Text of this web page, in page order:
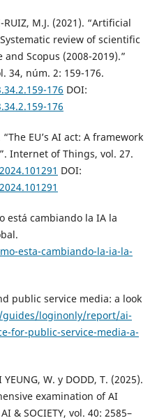
RUIZ, M.J. (2021). “Artificial
review of scientific
Scopus (2008-2019).”
34, núm. 2: 159-176.
176 DOI:
176
“The EU’s AI act: A framework
Internet of Things, vol. 27.
DOI:
está cambiando la IA la
esta-cambiando-la-ia-la-
public service media: a look
loginonly/report/ai-
for-public-service-media-a-
W. y DODD, T. (2025).
examination of AI
& SOCIETY, vol. 40: 2585–